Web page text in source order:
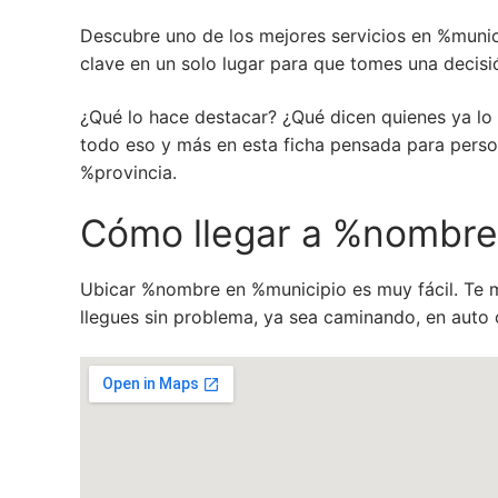
Descubre uno de los mejores servicios en
clave en un solo lugar para que tomes una
¿Qué lo hace destacar? ¿Qué dicen quienes ya
todo eso y más en esta ficha pensada para
%provincia.
Cómo llegar a %nombre
Ubicar %nombre en %municipio es muy fácil.
llegues sin problema, ya sea caminando, en